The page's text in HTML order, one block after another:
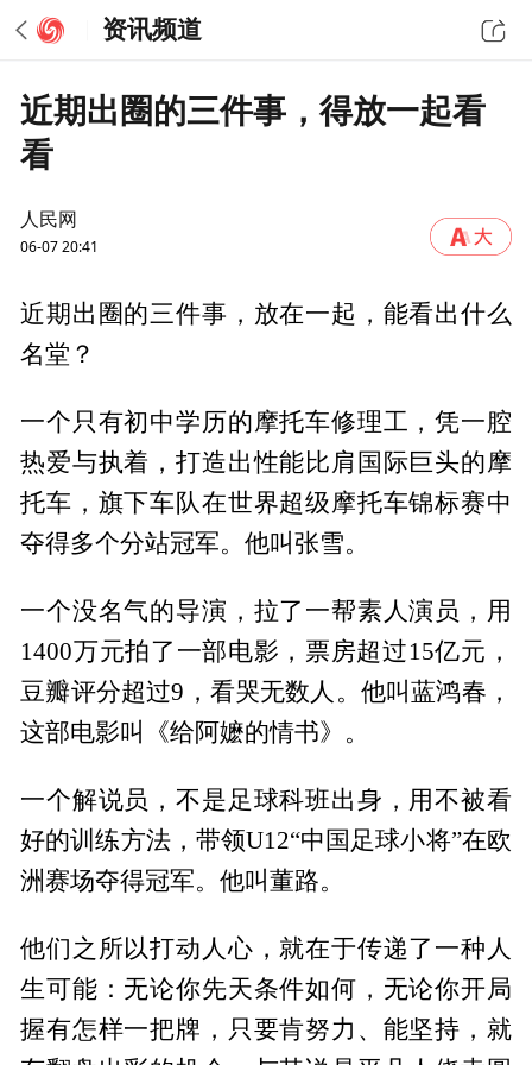
资讯频道
近期出圈的三件事，得放一起看
看
人民网
06-07 20:41
近期出圈的三件事，放在一起，能看出什么
名堂？
一个只有初中学历的摩托车修理工，凭一腔
热爱与执着，打造出性能比肩国际巨头的摩
托车，旗下车队在世界超级摩托车锦标赛中
夺得多个分站冠军。他叫张雪。
一个没名气的导演，拉了一帮素人演员，用
1400万元拍了一部电影，票房超过15亿元，
豆瓣评分超过9，看哭无数人。他叫蓝鸿春，
这部电影叫《给阿嬷的情书》。
一个解说员，不是足球科班出身，用不被看
好的训练方法，带领U12“中国足球小将”在欧
洲赛场夺得冠军。他叫董路。
他们之所以打动人心，就在于传递了一种人
生可能：无论你先天条件如何，无论你开局
握有怎样一把牌，只要肯努力、能坚持，就